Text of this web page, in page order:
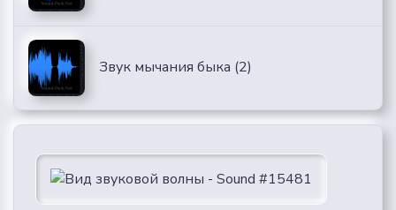
Звук мычания быка (2)